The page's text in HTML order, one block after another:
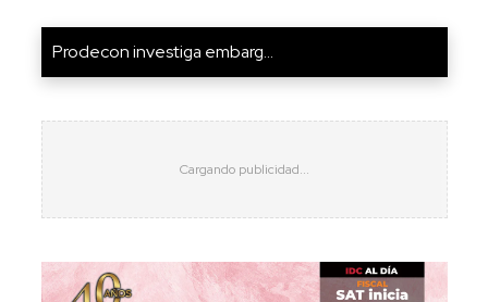
Prodecon investiga embarg...